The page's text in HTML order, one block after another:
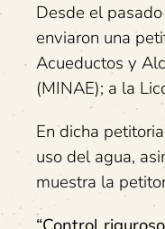
Desde el
enviaron una
Acueductos y
(MINAE); a la
En dicha
uso del agua,
muestra la